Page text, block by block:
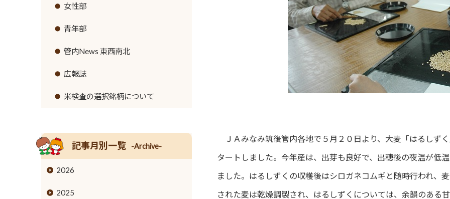
ＪＡみなみ筑後管内各地で５月２０日より、大麦「はるしず
タートしました。今年産は、出芽も良好で、出穂後の夜温が低
ました。はるしずくの収穫後はシロガネコムギと随時行われ、
された麦は乾燥調製され、はるしずくについては、余韻のある
ご利用にあたって
セキュリティ基本方針
新規職員採用募集
リンク集
豚
鶏
ナス
セロリ
イチゴ
グリーンアスパラガス
金利情報
お取引ごとの定型約款
直売所のご案内
営農資材
生活資材
高齢者福祉サービス
営業時間とご利用料金
農機具レンタル事業のご案内
女性部
青年部
管内News 東西南北
広報誌
米検査の選択銘柄について
記事月別一覧 -Archive-
2026
2025